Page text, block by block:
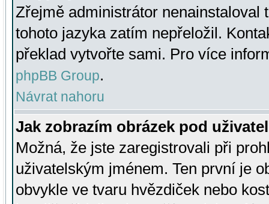
Zřejmě administrátor nenainstaloval
tohoto jazyka zatím nepřeložil.
překlad vytvořte sami. Pro více
phpBB Group.
Návrat nahoru
Jak zobrazím obrázek pod
Možná, že jste zaregistrovali při
uživatelským jménem. Ten první je
obvykle ve tvaru hvězdiček nebo